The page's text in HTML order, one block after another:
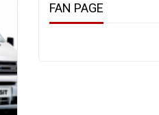
FAN PAGE